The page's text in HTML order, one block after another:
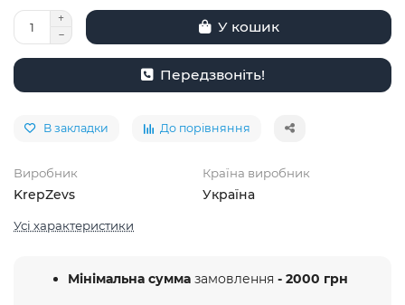
У кошик
Передзвоніть!
В закладки До порівняння
Виробник
KrepZevs
Країна виробник
Україна
Усі характеристики
Мінімальна сумма замовлення - 2000 грн